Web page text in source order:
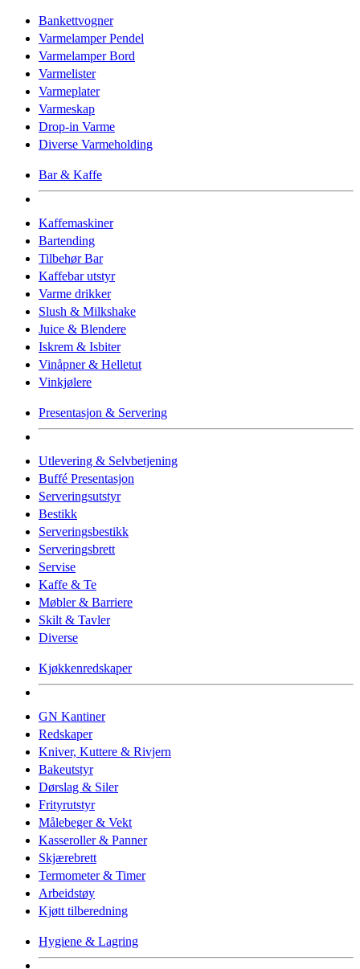
Bankettvogner
Varmelamper Pendel
Varmelamper Bord
Varmelister
Varmeplater
Varmeskap
Drop-in Varme
Diverse Varmeholding
Bar & Kaffe
Kaffemaskiner
Bartending
Tilbehør Bar
Kaffebar utstyr
Varme drikker
Slush & Milkshake
Juice & Blendere
Iskrem & Isbiter
Vinåpner & Helletut
Vinkjølere
Presentasjon & Servering
Utlevering & Selvbetjening
Buffé Presentasjon
Serveringsutstyr
Bestikk
Serveringsbestikk
Serveringsbrett
Servise
Kaffe & Te
Møbler & Barriere
Skilt & Tavler
Diverse
Kjøkkenredskaper
GN Kantiner
Redskaper
Kniver, Kuttere & Rivjern
Bakeutstyr
Dørslag & Siler
Frityrutstyr
Målebeger & Vekt
Kasseroller & Panner
Skjærebrett
Termometer & Timer
Arbeidstøy
Kjøtt tilberedning
Hygiene & Lagring